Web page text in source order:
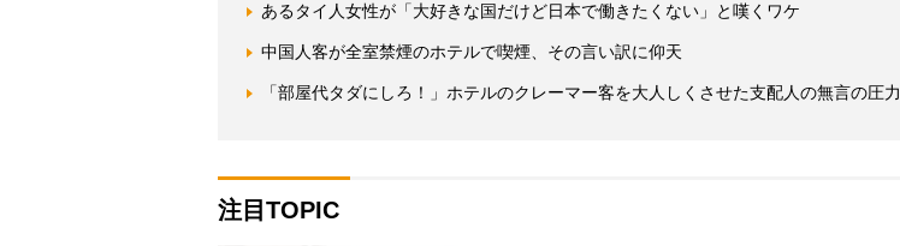
あるタイ人女性が「大好きな国だけど日本で働きたくない」と嘆くワケ
中国人客が全室禁煙のホテルで喫煙、その言い訳に仰天
「部屋代タダにしろ！」ホテルのクレーマー客を大人しくさせた支配人の無言の圧力
注目TOPIC